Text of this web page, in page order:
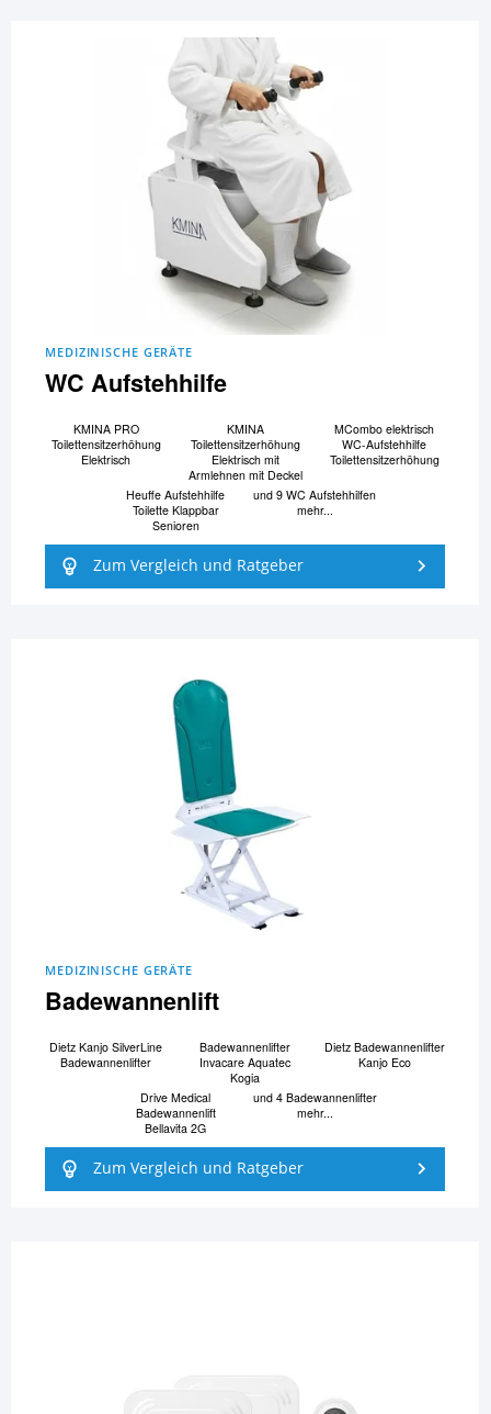
MEDIZINISCHE GERÄTE
WC Aufstehhilfe
KMINA PRO
Toilettensitzerhöhung
Elektrisch
KMINA
Toilettensitzerhöhung
Elektrisch mit
Armlehnen mit Deckel
MCombo elektrisch
WC-Aufstehhilfe
Toilettensitzerhöhung
Heuffe Aufstehhilfe
Toilette Klappbar
Senioren
und 9 WC Aufstehhilfen
mehr...
Zum Vergleich und Ratgeber
MEDIZINISCHE GERÄTE
Badewannenlift
Dietz Kanjo SilverLine
Badewannenlifter
Badewannenlifter
Invacare Aquatec
Kogia
Dietz Badewannenlifter
Kanjo Eco
Drive Medical
Badewannenlift
Bellavita 2G
und 4 Badewannenlifter
mehr...
Zum Vergleich und Ratgeber